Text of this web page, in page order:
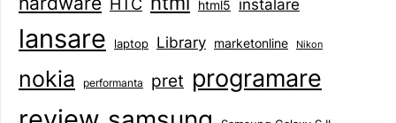
HTC html5 instalare
lansare laptop Library marketonline Nikon
nokia performanta pret programare